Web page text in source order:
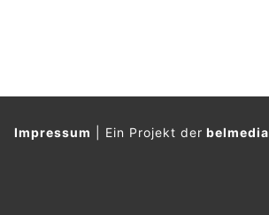
Impressum Ein Projekt derbelmedia